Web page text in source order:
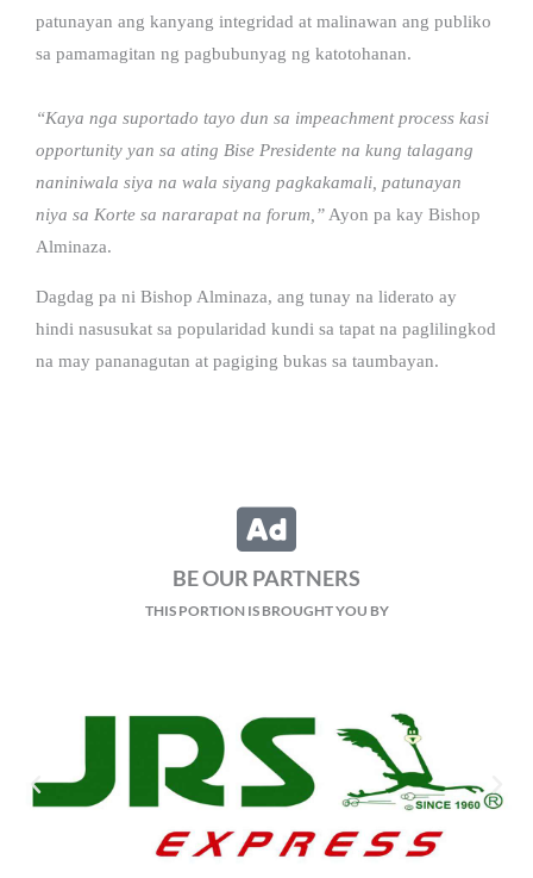
patunayan ang kanyang integridad at malinawan ang publiko
sa pamamagitan ng pagbubunyag ng katotohanan.
“Kaya nga suportado tayo dun sa impeachment process kasi
opportunity yan sa ating Bise Presidente na kung talagang
naniniwala siya na wala siyang pagkakamali, patunayan
niya sa Korte sa nararapat na forum,” Ayon pa kay Bishop
Alminaza.
Dagdag pa ni Bishop Alminaza, ang tunay na liderato ay
hindi nasusukat sa popularidad kundi sa tapat na paglilingkod
na may pananagutan at pagiging bukas sa taumbayan.
BE OUR PARTNERS
THIS PORTION IS BROUGHT YOU BY